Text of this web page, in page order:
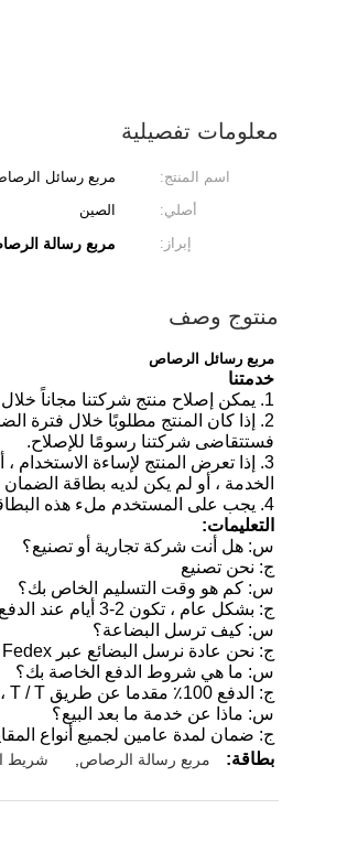
معلومات تفصيلية
اسم المنتج: مربع رسائل
أصلي:
الصين
إبراز:
مربع رسالة
منتوج وصف
مربع رسائل الرصاص
خدمتنا
1. يمكن إصلاح منتج شركتنا مجاناً خلال سنتين. أيضا إصلاح حياة المنتج كلها.
2. إذا كان المنتج مطلوبًا خلال فترة
فستتقاضى شركتنا رسومًا للإصلاح.
3. إذا تعرض المنتج لإساءة
الخدمة ، أو لم يكن لديه بطاقة
4. يجب على المستخدم ملء هذه البطاقة وإرسالها إلى الشركة التي اشترت المنتج ، وإلا ، لا يمكن إصلاح المنتج مجانًا.
التعليمات:
س: هل أنت شركة تجارية أو تصنيع؟
ج: نحن تصنيع
س: كم هو وقت التسليم الخاص بك؟
ج: بشكل عام ، تكون 2-3 أيام عند الدفع المتقدم للطلبات الصغيرة أو تحتاج إلى التفاوض للحصول على طلب الكمية أكثر من 50pcs
س: كيف ترسل البضاعة؟
ج: نحن عادة نرسل البضائع عبر Dhl ، Tnt ، Fedex للطلب الصغير.
س: ما هي شروط الدفع الخاصة بك؟
ج: الدفع 100٪ مقدما عن طريق T / T ، باي بال ، ويسترن يونيون.
س: ماذا عن خدمة ما بعد البيع؟
ج: ضمان لمدة عامين لجميع أنواع
بطاقة:
مربع رسالة الرصاص شريط